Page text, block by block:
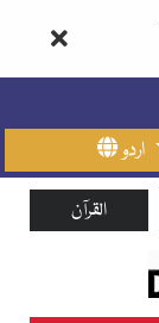
اردو
القرآن